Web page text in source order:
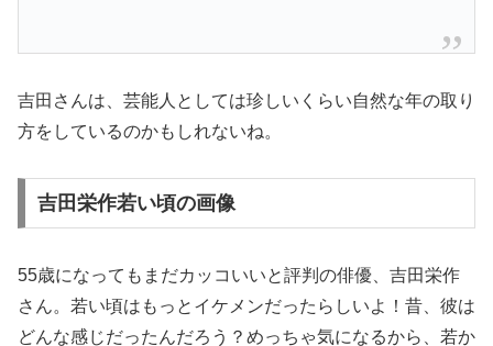
吉田さんは、芸能人としては珍しいくらい自然な年の取り
方をしているのかもしれないね。
吉田栄作若い頃の画像
55歳になってもまだカッコいいと評判の俳優、吉田栄作
さん。若い頃はもっとイケメンだったらしいよ！昔、彼は
どんな感じだったんだろう？めっちゃ気になるから、若か